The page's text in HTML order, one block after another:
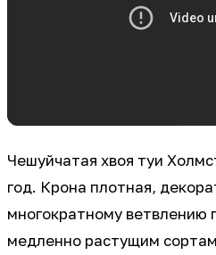
Чешуйчатая хвоя туи
год. Крона плотная,
многократному ветвлению
медленно растущим